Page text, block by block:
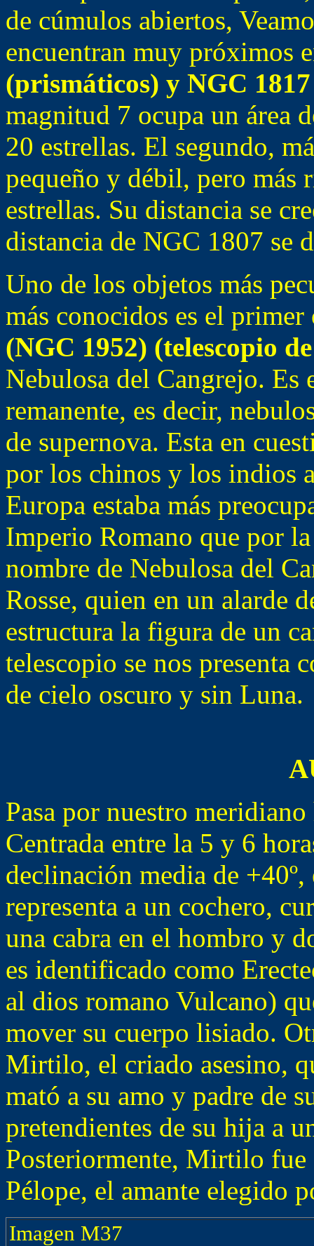
de cúmulos abiertos,
encuentran muy próximos
(prismáticos) y NGC 1817
magnitud 7 ocupa un área
20 estrellas. El segundo,
pequeño y débil, pero más
estrellas. Su distancia se
distancia de NGC 1807 se
Uno de los objetos más
más conocidos es el
(NGC 1952) (telescopio
Nebulosa del Cangrejo. Es
remanente, es decir,
de supernova. Esta en
por los chinos y los indios
Europa estaba más
Imperio Romano que por
nombre de Nebulosa del
Rosse, quien en un alarde
estructura la figura de un
telescopio se nos presenta
de cielo oscuro y sin Luna.
Pasa por nuestro
Centrada entre la 5 y 6
declinación media de
representa a un cochero,
una cabra en el hombro y
es identificado como
al dios romano Vulcano)
mover su cuerpo lisiado.
Mirtilo, el criado asesino,
mató a su amo y padre de
pretendientes de su hija a
Posteriormente, Mirtilo
Pélope, el amante elegido
Imagen M37